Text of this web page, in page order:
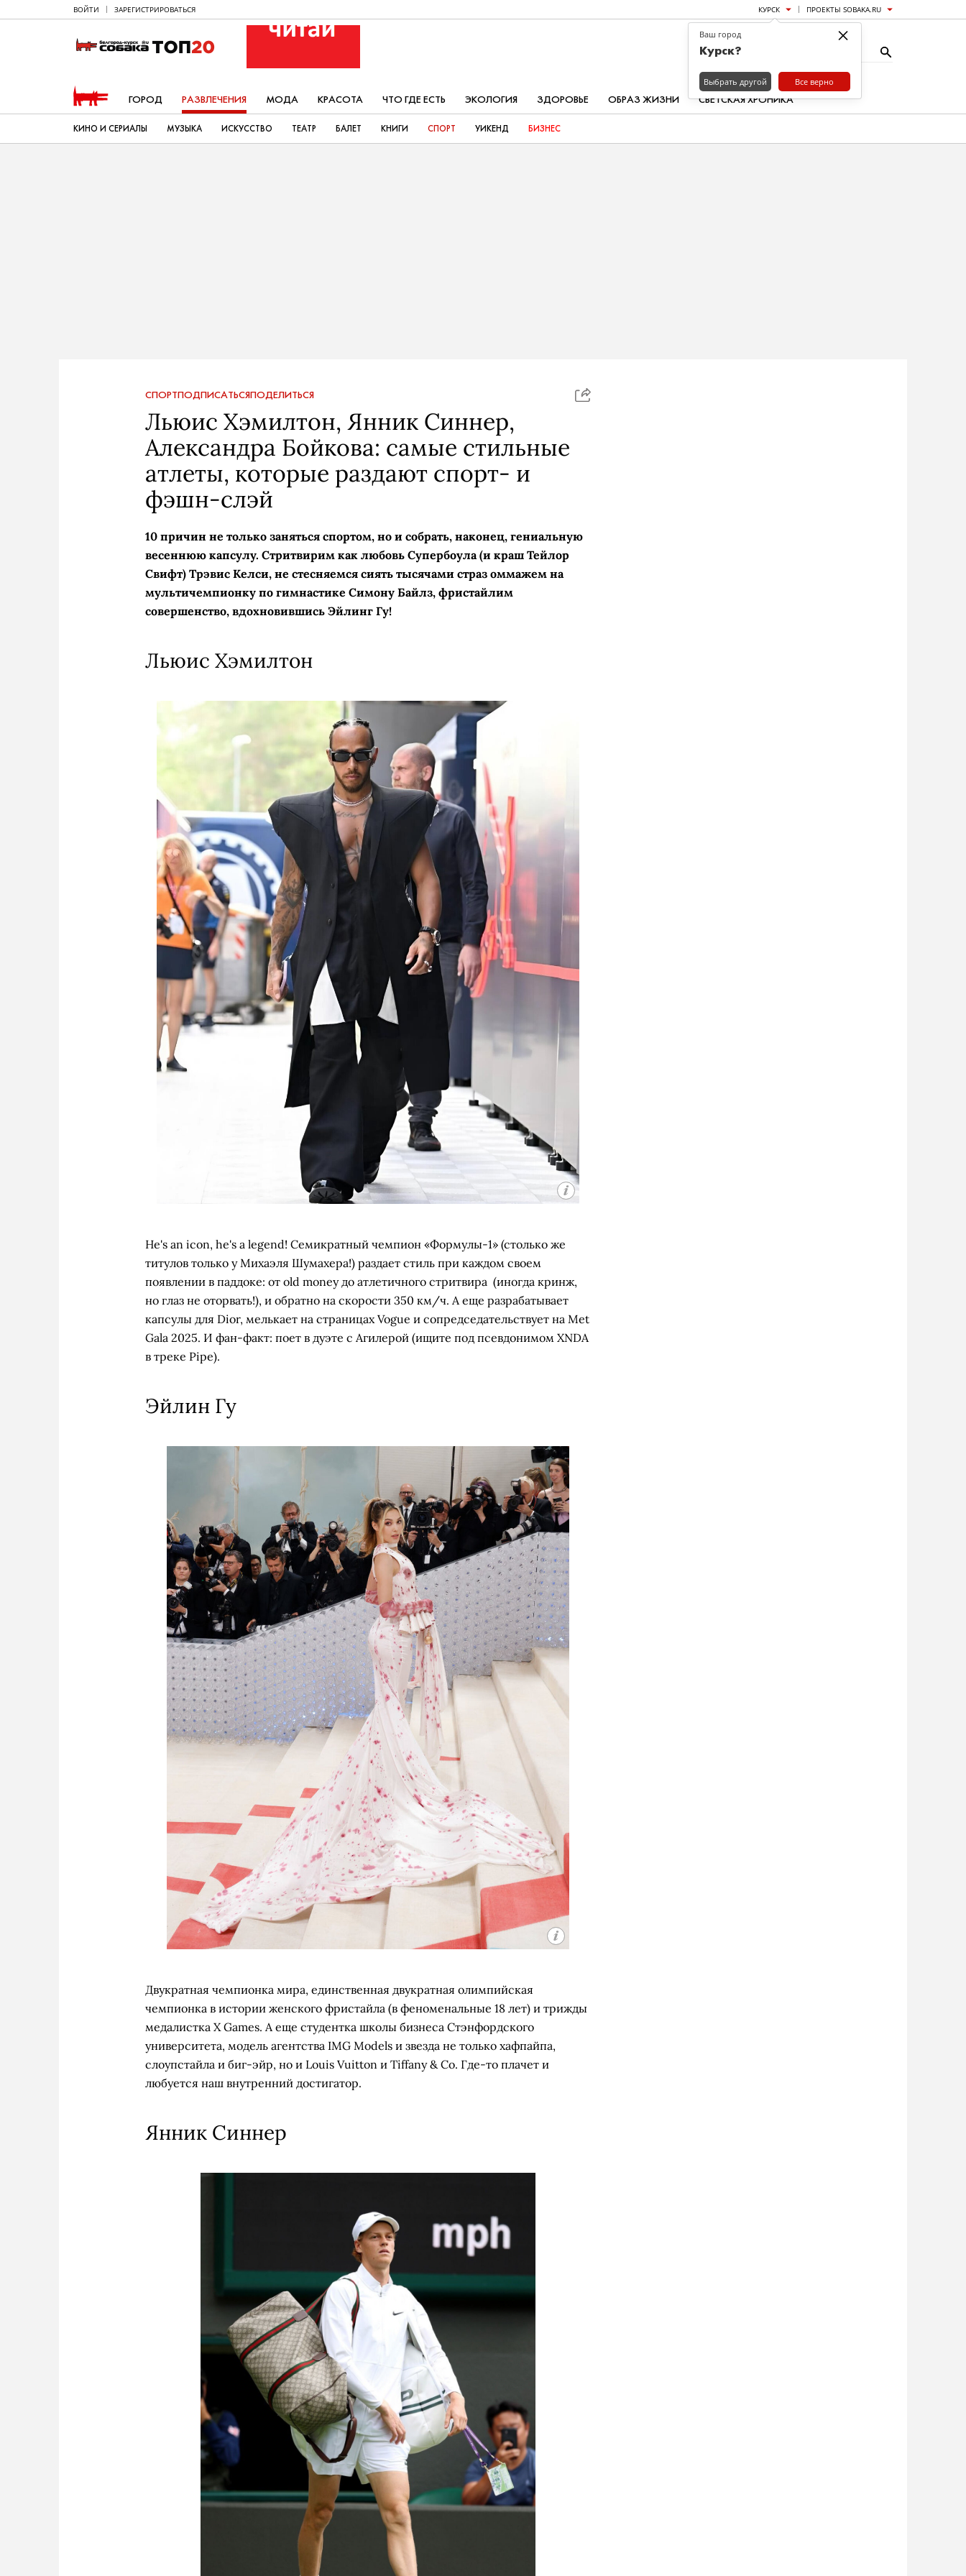
ВОЙТИ ЗАРЕГИСТРИРОВАТЬСЯ КУРСК ПРОЕКТЫ SOBAKA.RU
ГОРОД РАЗВЛЕЧЕНИЯ МОДА КРАСОТА ЧТО ГДЕ ЕСТЬ ЭКОЛОГИЯ ЗДОРОВЬЕ ОБРАЗ ЖИЗНИ СВЕТСКАЯ ХРОНИКА
КИНО И СЕРИАЛЫ МУЗЫКА ИСКУССТВО ТЕАТР БАЛЕТ КНИГИ СПОРТ УИКЕНД БИЗНЕС
СПОРТПОДПИСАТЬСЯПОДЕЛИТЬСЯ
Льюис Хэмилтон, Янник Синнер,
Александра Бойкова: самые стильные
атлеты, которые раздают спорт- и
фэшн-слэй
10 причин не только заняться спортом, но и собрать, наконец, гениальную
весеннюю капсулу. Стритвирим как любовь Супербоула (и краш Тейлор
Свифт) Трэвис Келси, не стесняемся сиять тысячами страз оммажем на
мультичемпионку по гимнастике Симону Байлз, фристайлим
совершенство, вдохновившись Эйлинг Гу!
Льюис Хэмилтон
He's an icon, he's a legend! Семикратный чемпион «Формулы-1» (столько же
титулов только у Михаэля Шумахера!) раздает стиль при каждом своем
появлении в паддоке: от old money до атлетичного стритвира (иногда кринж,
но глаз не оторвать!), и обратно на скорости 350 км/ч. А еще разрабатывает
капсулы для Dior, мелькает на страницах Vogue и сопредседательствует на Met
Gala 2025. И фан-факт: поет в дуэте с Агилерой (ищите под псевдонимом XNDA
в треке Pipe).
Эйлин Гу
Двукратная чемпионка мира, единственная двукратная олимпийская
чемпионка в истории женского фристайла (в феноменальные 18 лет) и трижды
медалистка X Games. А еще студентка школы бизнеса Стэнфордского
университета, модель агентства IMG Models и звезда не только хафпайпа,
слоупстайла и биг-эйр, но и Louis Vuitton и Tiffany & Co. Где-то плачет и
любуется наш внутренний достигатор.
Янник Синнер
×
Ваш город
Курск?
Выбрать другой Все верно